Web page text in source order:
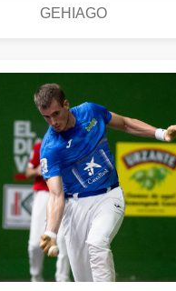
GEHIAGO